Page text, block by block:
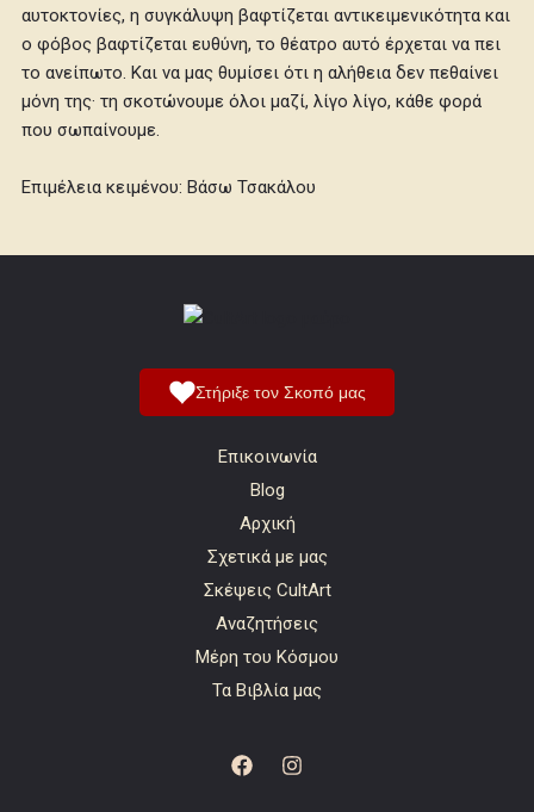
αυτοκτονίες, η συγκάλυψη βαφτίζεται αντικειμενικότητα και
ο φόβος βαφτίζεται ευθύνη, το θέατρο αυτό έρχεται να πει
το ανείπωτο. Και να μας θυμίσει ότι η αλήθεια δεν πεθαίνει
μόνη της· τη σκοτώνουμε όλοι μαζί, λίγο λίγο, κάθε φορά
που σωπαίνουμε.
Επιμέλεια κειμένου: Βάσω Τσακάλου
Στήριξε τον Σκοπό μας
Επικοινωνία
Blog
Αρχική
Σχετικά με μας
Σκέψεις CultArt
Αναζητήσεις
Μέρη του Κόσμου
Τα Βιβλία μας